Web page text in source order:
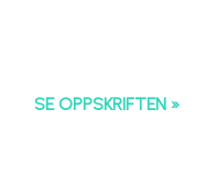
SE OPPSKRIFTEN »